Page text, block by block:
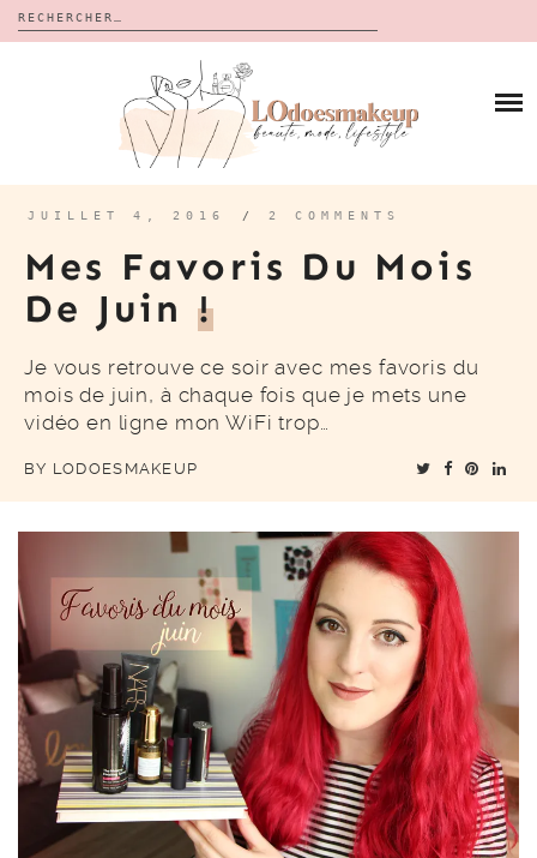
Rechercher :
CALENDRIERS DE L’AVENT
BON PLAN
À PROPOS
CONTACT
JUILLET 4, 2016 / 2 COMMENTS
Mes Favoris Du Mois
De Juin !
Je vous retrouve ce soir avec mes favoris du
mois de juin, à chaque fois que je mets une
vidéo en ligne mon WiFi trop…
BY LODOESMAKEUP